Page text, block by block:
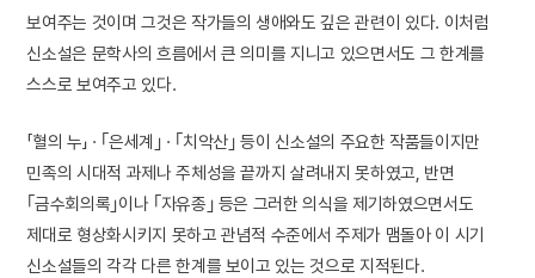
보여주는 것이며 그것은 작가들의 생애와도 깊은 관련이 있다. 이처럼
신소설은 문학사의 흐름에서 큰 의미를 지니고 있으면서도 그 한계를
스스로 보여주고 있다.
「혈의 누」 · ｢은세계｣ · ｢치악산｣ 등이 신소설의 주요한 작품들이지만
민족의 시대적 과제나 주체성을 끝까지 살려내지 못하였고, 반면
｢금수회의록｣이나 ｢자유종｣ 등은 그러한 의식을 제기하였으면서도
제대로 형상화시키지 못하고 관념적 수준에서 주제가 맴돌아 이 시기
신소설들의 각각 다른 한계를 보이고 있는 것으로 지적된다.